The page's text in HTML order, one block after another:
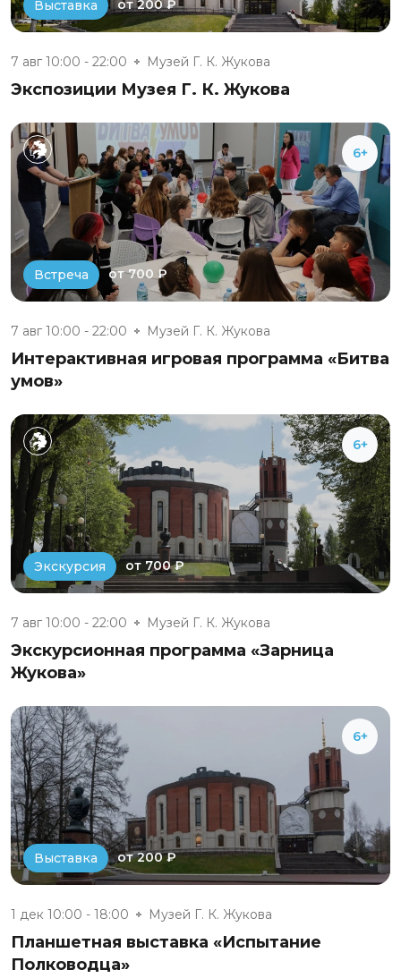
Выставка от 200 ₽
7 авг 10:00 - 22:00 Музей Г. К. Жукова
Экспозиции Музея Г. К. Жукова
6+
Встреча от 700 ₽
7 авг 10:00 - 22:00 Музей Г. К. Жукова
Интерактивная игровая программа «Битва
умов»
6+
Экскурсия от 700 ₽
7 авг 10:00 - 22:00 Музей Г. К. Жукова
Экскурсионная программа «Зарница
Жукова»
6+
Выставка от 200 ₽
1 дек 10:00 - 18:00 Музей Г. К. Жукова
Планшетная выставка «Испытание
Полководца»